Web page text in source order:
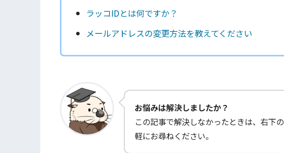
ラッコIDとは何ですか？
メールアドレスの変更方法を教えてください
お悩みは解決しましたか？
この記事で解決しなかったときは、右下の
軽にお尋ねください。